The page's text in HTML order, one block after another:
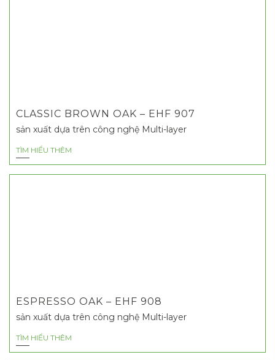
CLASSIC BROWN OAK – EHF 907
sản xuất dựa trên công nghệ Multi-layer
TÌM HIỂU THÊM
ESPRESSO OAK – EHF 908
sản xuất dựa trên công nghệ Multi-layer
TÌM HIỂU THÊM